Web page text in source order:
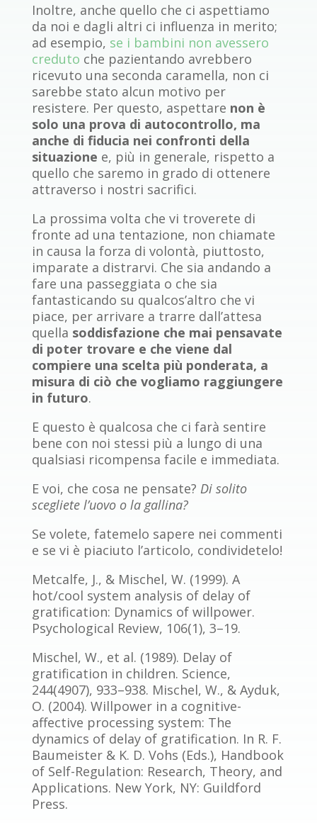
Inoltre, anche quello che ci aspettiamo
da noi e dagli altri ci influenza in merito;
ad esempio, se i bambini non avessero
creduto che pazientando avrebbero
ricevuto una seconda caramella, non ci
sarebbe stato alcun motivo per
resistere. Per questo, aspettare non è
solo una prova di autocontrollo, ma
anche di fiducia nei confronti della
situazione e, più in generale, rispetto a
quello che saremo in grado di ottenere
attraverso i nostri sacrifici.
La prossima volta che vi troverete di
fronte ad una tentazione, non chiamate
in causa la forza di volontà, piuttosto,
imparate a distrarvi. Che sia andando a
fare una passeggiata o che sia
fantasticando su qualcos’altro che vi
piace, per arrivare a trarre dall’attesa
quella soddisfazione che mai pensavate
di poter trovare e che viene dal
compiere una scelta più ponderata, a
misura di ciò che vogliamo raggiungere
in futuro.
E questo è qualcosa che ci farà sentire
bene con noi stessi più a lungo di una
qualsiasi ricompensa facile e immediata.
E voi, che cosa ne pensate? Di solito
scegliete l’uovo o la gallina?
Se volete, fatemelo sapere nei commenti
e se vi è piaciuto l’articolo, condividetelo!
Metcalfe, J., & Mischel, W. (1999). A
hot/cool system analysis of delay of
gratification: Dynamics of willpower.
Psychological Review, 106(1), 3–19.
Mischel, W., et al. (1989). Delay of
gratification in children. Science,
244(4907), 933–938. Mischel, W., & Ayduk,
O. (2004). Willpower in a cognitive-
affective processing system: The
dynamics of delay of gratification. In R. F.
Baumeister & K. D. Vohs (Eds.), Handbook
of Self-Regulation: Research, Theory, and
Applications. New York, NY: Guildford
Press.